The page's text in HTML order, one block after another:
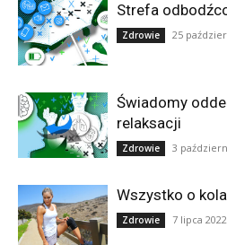
Strefa
Zdrowie 25
Świadomy
relaksacji
Zdrowie 3
Wszystko o
Zdrowie 7 lipca 2022